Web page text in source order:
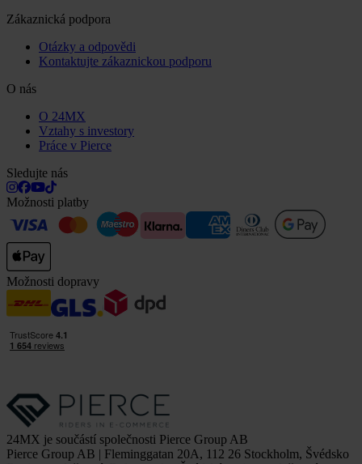
Zákaznická podpora
Otázky a odpovědi
Kontaktujte zákaznickou podporu
O nás
O 24MX
Vztahy s investory
Práce v Pierce
Sledujte nás
Možnosti platby
Možnosti dopravy
24MX je součástí společnosti Pierce Group AB
Pierce Group AB | Fleminggatan 20A, 112 26 Stockholm, Švédsko